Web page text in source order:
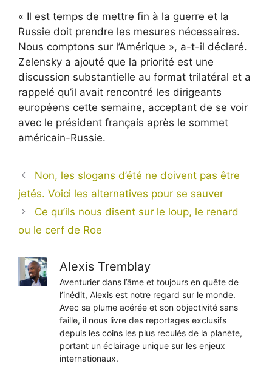
« Il est temps de mettre fin à la guerre et la
Russie doit prendre les mesures nécessaires.
Nous comptons sur l’Amérique », a-t-il déclaré.
Zelensky a ajouté que la priorité est une
discussion substantielle au format trilatéral et a
rappelé qu’il avait rencontré les dirigeants
européens cette semaine, acceptant de se voir
avec le président français après le sommet
américain-Russie.
Non, les slogans d’été ne doivent pas être
jetés. Voici les alternatives pour se sauver
Ce qu’ils nous disent sur le loup, le renard
ou le cerf de Roe
Alexis Tremblay
Aventurier dans l’âme et toujours en quête de
l’inédit, Alexis est notre regard sur le monde.
Avec sa plume acérée et son objectivité sans
faille, il nous livre des reportages exclusifs
depuis les coins les plus reculés de la planète,
portant un éclairage unique sur les enjeux
internationaux.